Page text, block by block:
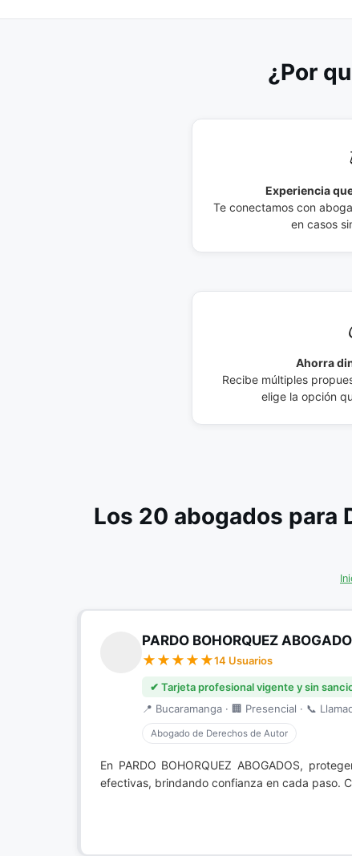
¿Por
Experiencia
Te conectamos con
en casos
Ahorra
Recibe múltiples
elige la opción
Los 20 abogados para
PARDO BOHORQUEZ
14 Usuarios
✔ Tarjeta profesional vigente y sin
📍 Bucaramanga · 🏢 Presencial · 📞
Abogado de Derechos de Autor
En PARDO BOHORQUEZ ABOGADOS,
efectivas, brindando confianza en cada paso.